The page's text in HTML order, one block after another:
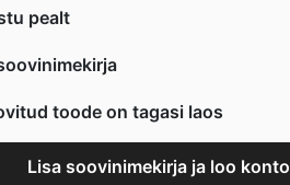
pealt
toode on tagasi laos
Lisa soovinimekirja ja loo konto